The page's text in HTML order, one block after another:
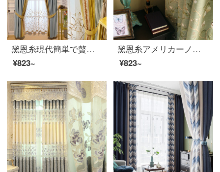
黛恩糸現代簡単で贅沢な風の法式の寝室の客間の高精密なシミュレーションの絹織物の顔の遮光のカーテンの青い紗の幅の1メートル(加工無料)
¥823~
黛恩糸アメリカーノ花鳥の田園カーテン完成品リビングルームの床にある窓の綿麻カスタマイズカーテンの窓の紗墨緑（加工無料）布毎メートル（詳細な問い合わせサービス）
¥823~